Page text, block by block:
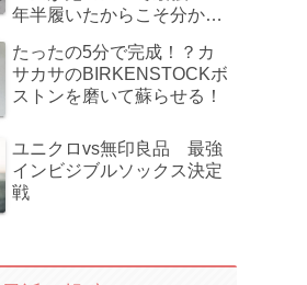
年半履いたからこそ分かっ
たったの5分で完成！？カ
サカサのBIRKENSTOCKボ
ストンを磨いて蘇らせる！
ユニクロvs無印良品 最強
インビジブルソックス決定
戦